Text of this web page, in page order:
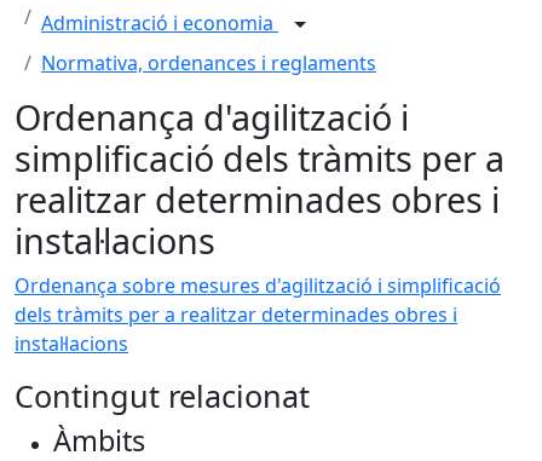
Administració i economia
Normativa, ordenances i reglaments
Ordenança d'agilització i
simplificació dels tràmits per a
realitzar determinades obres i
instal·lacions
Ordenança sobre mesures d'agilització i simplificació
dels tràmits per a realitzar determinades obres i
instal·lacions
Contingut relacionat
Àmbits